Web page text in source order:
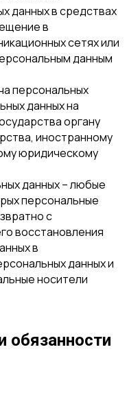
данных в средствах
в
сетях или
данным
персональных
данных на
органу
иностранному
юридическому
данных – любые
персональные
с
восстановления
в
данных и
носители
обязанности